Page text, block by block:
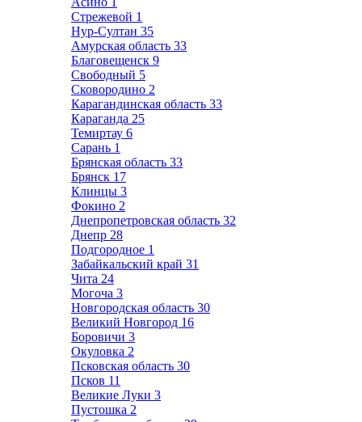
Стрежевой 1
Нур-Султан 35
Амурская область 33
Благовещенск 9
Свободный 5
Сковородино 2
Карагандинская область 33
Караганда 25
Темиртау 6
Сарань 1
Брянская область 33
Брянск 17
Клинцы 3
Фокино 2
Днепропетровская область 32
Днепр 28
Подгородное 1
Забайкальский край 31
Чита 24
Могоча 3
Новгородская область 30
Великий Новгород 16
Боровичи 3
Окуловка 2
Псковская область 30
Псков 11
Великие Луки 3
Пустошка 2